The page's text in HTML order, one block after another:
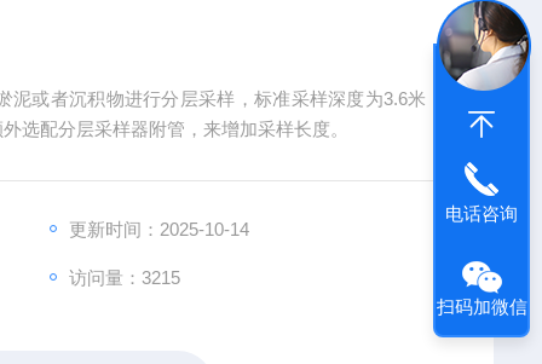
或者沉积物进行分层采样，标准采样深度为3.6米，
选配分层采样器附管，来增加采样长度。
更新时间：2025-10-14
访问量：3215
电话咨询
扫码加微信